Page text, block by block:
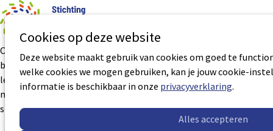
Cookies op deze website
Deze website maakt gebruik van cookies om goed te
welke cookies we mogen gebruiken, kan je jouw cookie-
informatie is beschikbaar in onze privacyverklaring.
Alles accepteren
Opleidingscentrum Vertrouwenspersonen Plus wil een
betekenisvolle bijdrage leveren aan een sociaal veilige werk- en
leeromgeving. Dit doen we op een professionele en vakkundige
manier. Persoonlijke aandacht, enthousiasme en zorgvuldigheid
staan hierbij centraal.